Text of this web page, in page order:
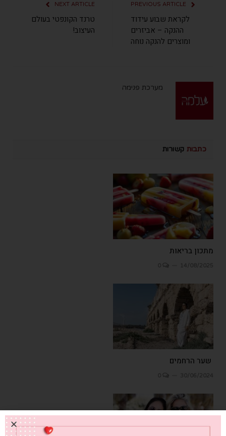
לקראת שבוע עידוד
ההנקה – אביזרים
ומוצרים להנקה נוחה
NEXT ARTICLE
טרנד הקונפטי בעולם
העיצוב!
מערכת פנימה
כתבות קשורות
מתכון בריאות
שער הרחמים